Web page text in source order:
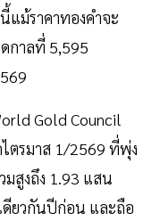
แม้ราคาทองคำจะ
กาลที่ 5,595
Gold Council
ไตรมาส 1/2569 ที่พุ่ง
สูงถึง 1.93 แสน
ดียวกันปีก่อน และถือ